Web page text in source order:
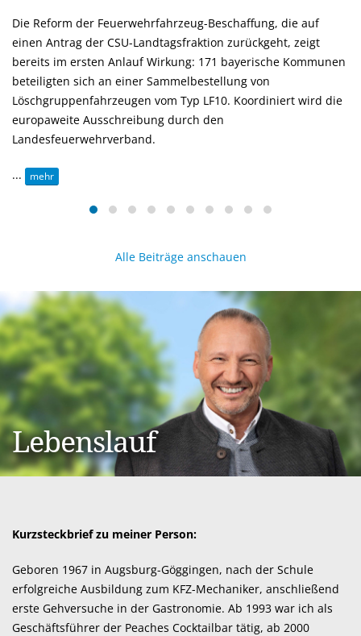
Die Reform der Feuerwehrfahrzeug-Beschaffung, die auf
einen Antrag der CSU-Landtagsfraktion zurückgeht, zeigt
bereits im ersten Anlauf Wirkung: 171 bayerische Kommunen
beteiligten sich an einer Sammelbestellung von
Löschgruppenfahrzeugen vom Typ LF10. Koordiniert wird die
europaweite Ausschreibung durch den
Landesfeuerwehrverband.
... mehr
Alle Beiträge anschauen
Lebenslauf
Kurzsteckbrief zu meiner Person:
Geboren 1967 in Augsburg-Göggingen, nach der Schule
erfolgreiche Ausbildung zum KFZ-Mechaniker, anschließend
erste Gehversuche in der Gastronomie. Ab 1993 war ich als
Geschäftsführer der Peaches Cocktailbar tätig, ab 2000